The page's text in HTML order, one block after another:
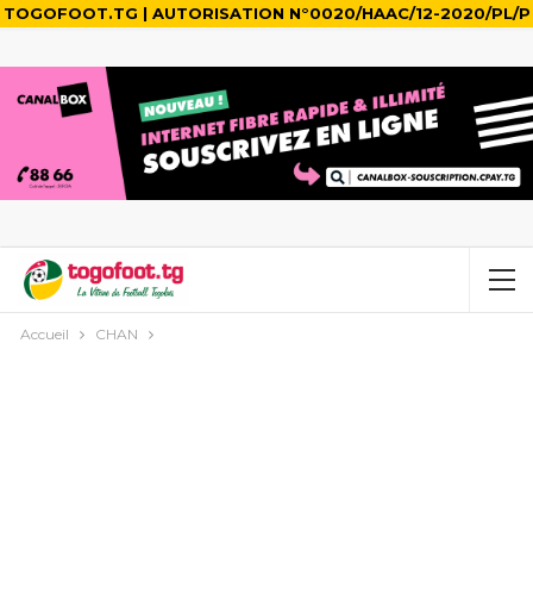
TOGOFOOT.TG | AUTORISATION N°0020/HAAC/12-2020/PL/P
Accueil CHAN